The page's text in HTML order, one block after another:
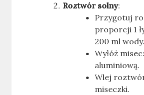
Roztwór solny:
Przygotuj
proporcji 1
200 ml wody.
Wyłóż
aluminiową.
Wlej
miseczki.